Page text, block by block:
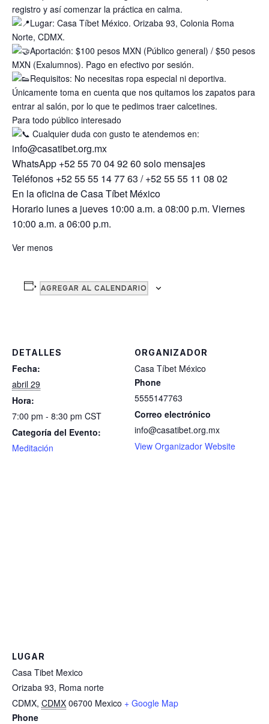
registro y así comenzar la práctica en calma.
Lugar: Casa Tíbet México. Orizaba 93, Colonia Roma
Norte, CDMX.
Aportación: $100 pesos MXN (Público general) / $50 pesos
MXN (Exalumnos). Pago en efectivo por sesión.
Requisitos: No necesitas ropa especial ni deportiva.
Únicamente toma en cuenta que nos quitamos los zapatos para
entrar al salón, por lo que te pedimos traer calcetines.
Para todo público interesado
Cualquier duda con gusto te atendemos en:
info@casatibet.org.mx
WhatsApp +52 55 70 04 92 60 solo mensajes
Teléfonos +52 55 55 14 77 63 / +52 55 55 11 08 02
En la oficina de Casa Tíbet México
Horario lunes a jueves 10:00 a.m. a 08:00 p.m. Viernes
10:00 a.m. a 06:00 p.m.
Ver menos
AGREGAR AL CALENDARIO
DETALLES
Fecha:
abril 29
Hora:
7:00 pm - 8:30 pm CST
Categoría del Evento:
Meditación
ORGANIZADOR
Casa Tíbet México
Phone
5555147763
Correo electrónico
info@casatibet.org.mx
View Organizador Website
LUGAR
Casa Tibet Mexico
Orizaba 93, Roma norte
CDMX, CDMX 06700 Mexico + Google Map
Phone